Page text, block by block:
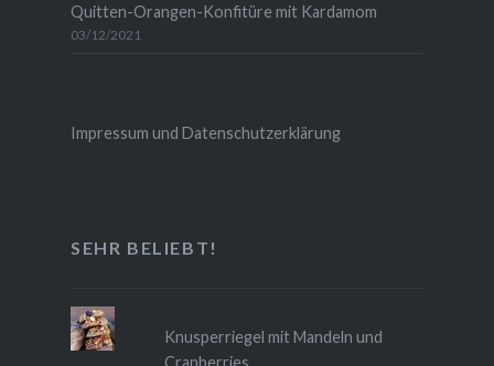
Quitten-Orangen-Konfitüre mit Kardamom
03/12/2021
Impressum und Datenschutzerklärung
SEHR BELIEBT!
Knusperriegel mit Mandeln und